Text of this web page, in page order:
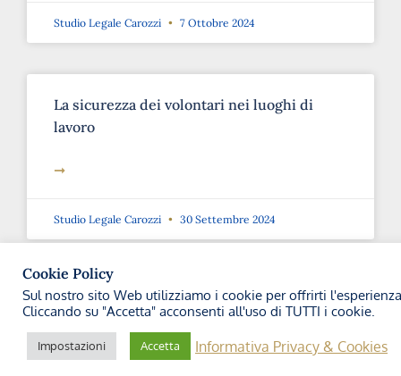
Studio Legale Carozzi 7 Ottobre 2024
La sicurezza dei volontari nei luoghi di
lavoro
➞
Studio Legale Carozzi 30 Settembre 2024
Introduzione della “Patente a Crediti”
➞
Cookie Policy
Sul nostro sito Web utilizziamo i cookie per offrirti
Cliccando su "Accetta" acconsenti all'uso di TUTTI i cookie.
Impostazioni Accetta Informativa Privacy & Cookies